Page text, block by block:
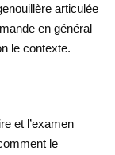
articulée
en général
le contexte.
et l’examen
le